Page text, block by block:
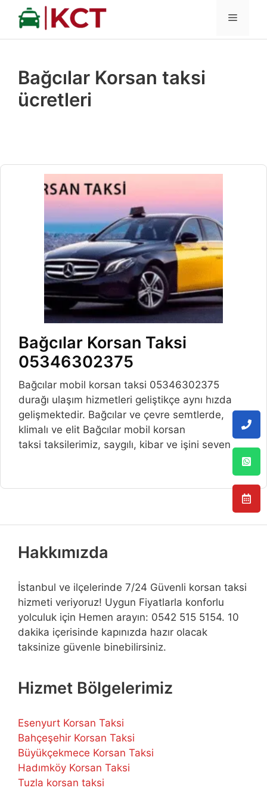
İçeriğe
MENÜ
Bağcılar Korsan taksi
ücretleri
Bağcılar Korsan Taksi
05346302375
Bağcılar mobil korsan taksi 05346302375
durağı ulaşım hizmetleri geliştikçe aynı hızda
gelişmektedir. Bağcılar ve çevre semtlerde,
klimalı ve elit Bağcılar mobil korsan
taksi taksilerimiz, saygılı, kibar ve işini seven
Hakkımızda
İstanbul ve ilçelerinde 7/24 Güvenli korsan taksi
hizmeti veriyoruz! Uygun Fiyatlarla konforlu
yolculuk için Hemen arayın: 0542 515 5154. 10
dakika içerisinde kapınızda hazır olacak
taksinize güvenle binebilirsiniz.
Hizmet Bölgelerimiz
Esenyurt Korsan Taksi
Bahçeşehir Korsan Taksi
Büyükçekmece Korsan Taksi
Hadımköy Korsan Taksi
Tuzla korsan taksi